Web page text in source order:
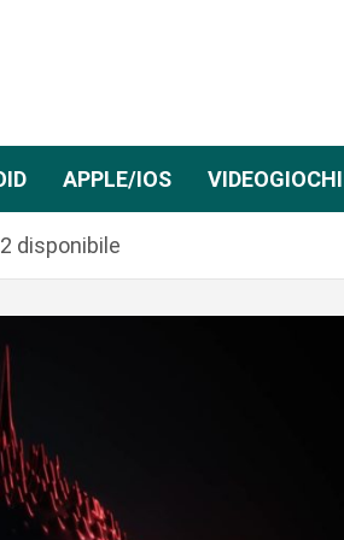
APPLE/IOS VIDEOGIOCHI
disponibile